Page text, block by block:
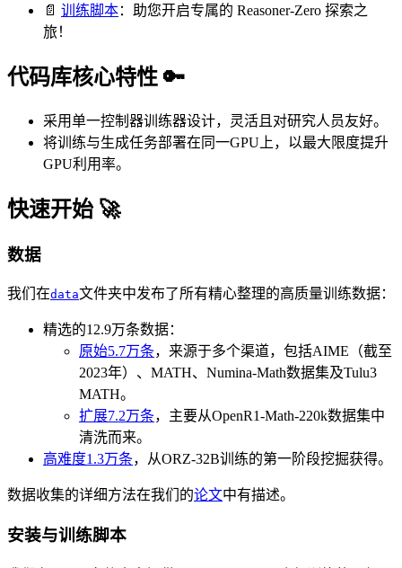
📄 训练脚本：助您开启专属的 Reasoner-Zero 探索之
旅！
代码库核心特性 🔑
采用单一控制器训练器设计，灵活且对研究人员友好。
将训练与生成任务部署在同一GPU上，以最大限度提升
GPU利用率。
快速开始 🚀
数据
我们在data文件夹中发布了所有精心整理的高质量训练数据：
精选的12.9万条数据：
原始5.7万条，来源于多个渠道，包括AIME（截至
2023年）、MATH、Numina-Math数据集及Tulu3
MATH。
扩展7.2万条，主要从OpenR1-Math-220k数据集中
清洗而来。
高难度1.3万条，从ORZ-32B训练的第一阶段挖掘获得。
数据收集的详细方法在我们的论文中有描述。
安装与训练脚本